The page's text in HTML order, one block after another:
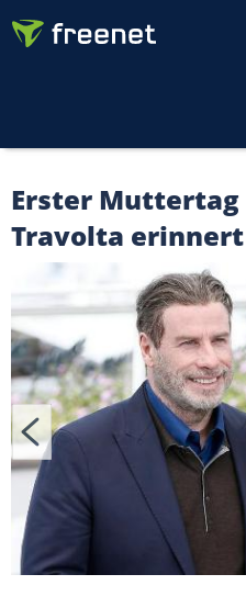
Erster Muttertag
Travolta